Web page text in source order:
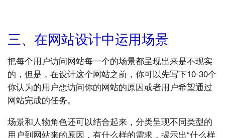
三、在网站设计中运用场景
把每个用户访问网站每一个的场景都呈现出来是不现实
的，但是，在设计这个网站之前，你可以先写下10-30个
你认为的用户想访问你的网站的原因或者用户希望通过
网站完成的任务。
场景和人物角色还可以结合起来，分类呈现不同类型的
用户到网站来的原因，有什么样的需求，揭示出“什么样